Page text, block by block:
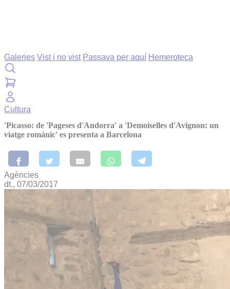
Galeries Vist i no vist Passava per aquí Hemeroteca
Cultura
'Picasso: de 'Pageses d'Andorra' a 'Demoiselles d'Avignon: un
viatge romànic' es presenta a Barcelona
Agències
dt., 07/03/2017